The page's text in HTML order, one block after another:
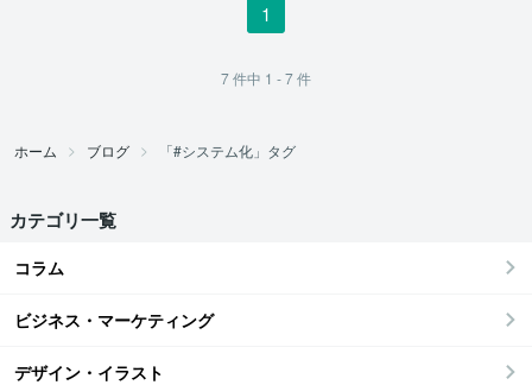
1
7件中 1 - 7件
ホーム ブログ 「#システム化」タグ
カテゴリ一覧
コラム
ビジネス・マーケティング
デザイン・イラスト